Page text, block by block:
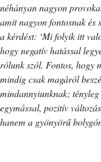
néhányan nagyon
amit nagyon fontosnak és
a kérdést: ‘Mi folyik itt
hogy negatív hatással
rólunk szól. Fontos, hogy
mindig csak magáról
mindannyiunknak;
egymással, pozitív
hanem a gyönyörű